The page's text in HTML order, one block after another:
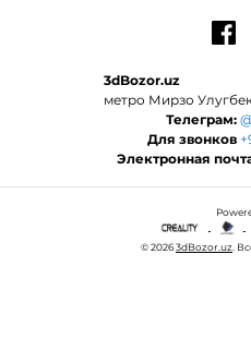
3dBozor.uz
метро Мирзо
Телеграм:
Для звонков
Электронная
© 20263dBozor.uz .